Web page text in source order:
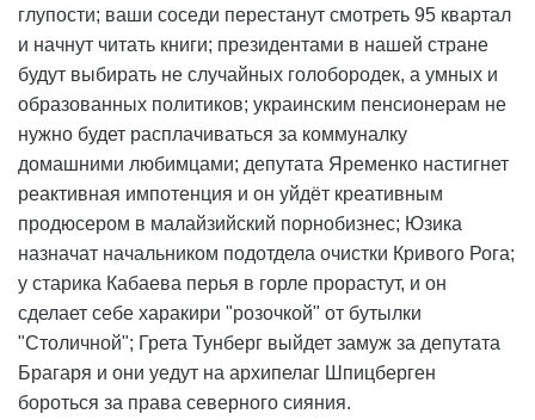
глупости; ваши соседи перестанут смотреть 95 квартал
и начнут читать книги; президентами в нашей стране
будут выбирать не случайных голобородек, а умных и
образованных политиков; украинским пенсионерам не
нужно будет расплачиваться за коммуналку
домашними любимцами; депутата Яременко настигнет
реактивная импотенция и он уйдёт креативным
продюсером в малайзийский порнобизнес; Юзика
назначат начальником подотдела очистки Кривого Рога;
у старика Кабаева перья в горле прорастут, и он
сделает себе харакири "розочкой" от бутылки
"Столичной"; Грета Тунберг выйдет замуж за депутата
Брагаря и они уедут на архипелаг Шпицберген
бороться за права северного сияния.